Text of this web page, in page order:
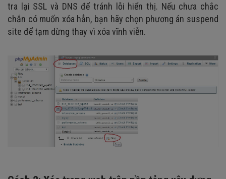
tra lại SSL và DNS để tránh lỗi hiển thị. Nếu chưa chắc
chắn có muốn xóa hẳn, bạn hãy chọn phương án suspend
site để tạm dừng thay vì xóa vĩnh viễn.